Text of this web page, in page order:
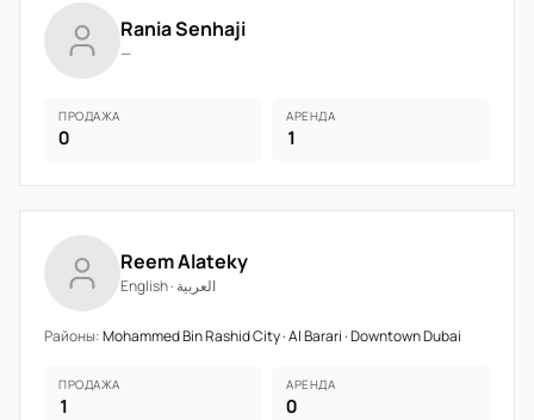
Rania Senhaji
—
ПРОДАЖА
0
АРЕНДА
1
Reem Alateky
English · العربية
Районы:Mohammed Bin Rashid City · Al Barari · Downtown Dubai
ПРОДАЖА
1
АРЕНДА
0